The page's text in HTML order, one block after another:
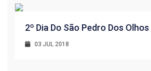
2º Dia Do São Pedro Dos
03 JUL 2018